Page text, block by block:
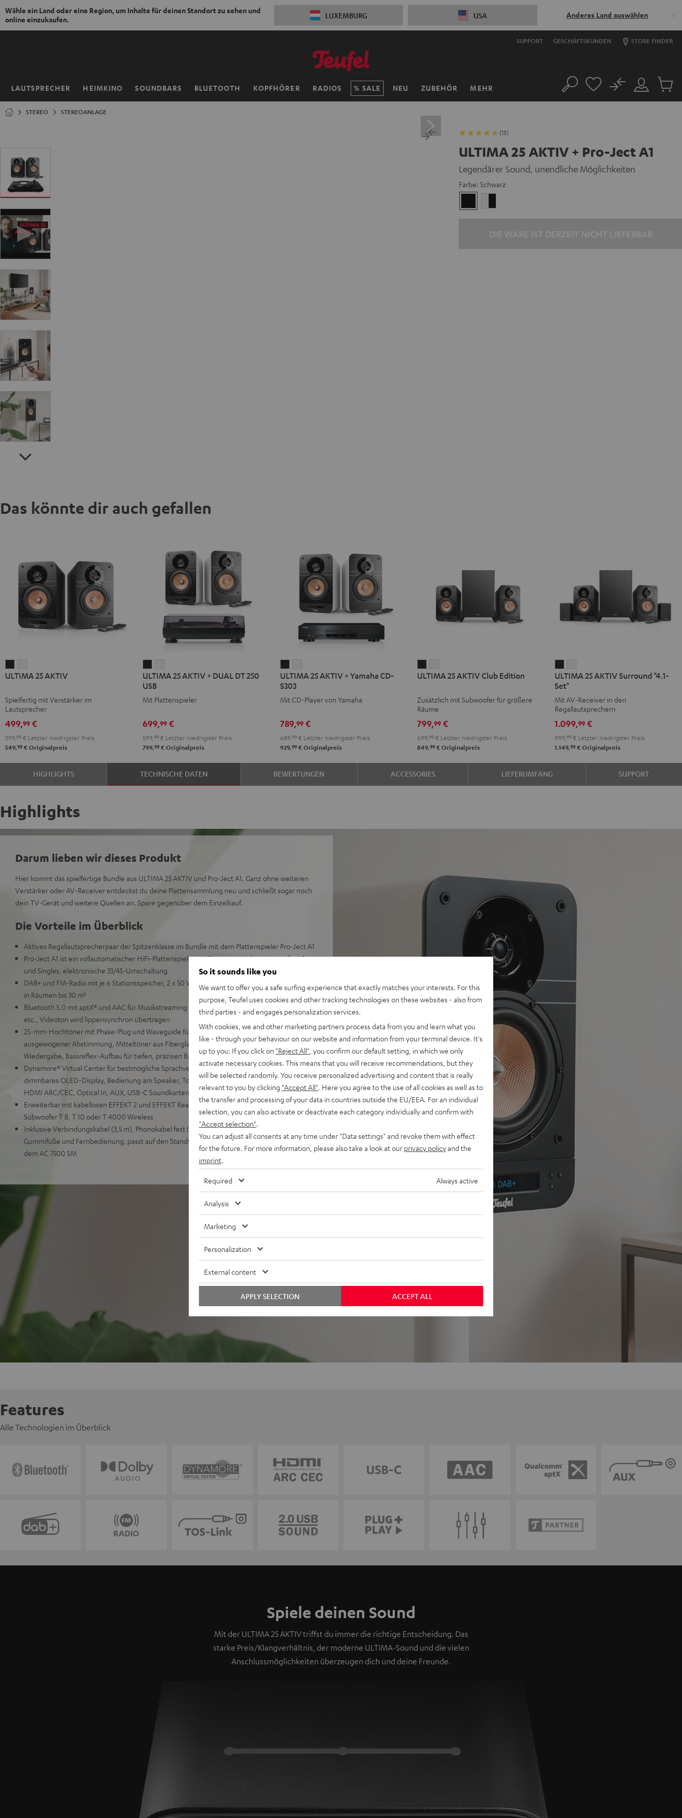
Wähle ein Land oder eine Region, um Inhalte für deinen Standort zu sehen und
online einzukaufen.
LUXEMBURG USA Anderes Land auswählen
ZUM
SUPPORT GESCHÄFTSKUNDEN STORE FINDER
LAUTSPRECHER HEIMKINO SOUNDBARS BLUETOOTH KOPFHÖRER RADIOS SALE NEU ZUBEHÖR MEHR
Startseite Suche
Mein
Konto
No
Artikel
STEREO STEREOANLAGE
(13)
ULTIMA 25 AKTIV + Pro-Ject A1
Legendärer Sound, unendliche Möglichkeiten
Farbe: Schwarz
Das könnte dir auch gefallen
25
Night
Black
25
Pure
White
ULTIMA 25 AKTIV
Spielfertig mit Verstärker im
Lautsprecher
499,99 €
399, 99 € Letzter niedrigster Preis
549,99 € Originalpreis
25
AKTIV
+
DT
250
USB
Night
Black
25
+
DT
250
USB
Pure
White
ULTIMA 25 AKTIV + DUAL DT 250
USB
Mit Plattenspieler
699,99€
599, 99€Letzter niedrigster Preis
799,99€Originalpreis
25
AKTIV
+
CD-
S303
Night
Black
25
+
CD-
S303
Pure
White
ULTIMA 25 AKTIV + Yamaha CD-
S303
Mit CD-Player von Yamaha
789,99€
689, 99€Letzter niedrigster Preis
929,99€Originalpreis
25
Club
Edition
Night
Black
25
Club
Pure
White
ULTIMA 25 AKTIV Club Edition
Zusätzlich mit Subwoofer für größere
Räume
799,99 €
699,99 € Letzter niedrigster Preis
849,99 € Originalpreis
25
AKTIV
Surround
"4.1-
Set"
Night
Black
25
Surround
"4.1-
Set"
Pure
White
ULTIMA 25 AKTIV Surround "4.1-
Set"
Mit AV-Receiver in den
Regallautsprechern
1.099,99 €
999,99 € Letzter niedrigster Preis
1.149,99 € Originalpreis
HIGHLIGHTS TECHNISCHE DATEN BEWERTUNGEN ACCESSORIES LIEFERUMFANG SUPPORT
Highlights
Darum lieben wir dieses Produkt
Hier kommt das spielfertige Bundle aus ULTIMA 25 AKTIV und Pro-Ject A1. Ganz ohne weiteren
Verstärker oder AV-Receiver entdeckst du deine Plattensammlung neu und schließt sogar noch
dein TV-Gerät und weitere Quellen an. Spare gegenüber dem Einzelkauf.
Die Vorteile im Überblick
Aktives Regallautsprecherpaar der Spitzenklasse im Bundle mit dem Plattenspieler Pro-Ject A1
Pro-Ject A1 ist ein vollautomatischer HiFi-Plattenspieler mit Riemenantrieb, geeignet für LPs
und Singles, elektronische 33/45-Umschaltung
DAB+ und FM-Radio mit je 6 Stationsspeicher, 2 x 50 Watt RMS für hohe verzerrungsfreie Pegel
in Räumen bis 30 m²
Bluetooth 5.0 mit aptX® und AAC für Musikstreaming von Spotify, Amazon Music, YouTube
etc., Videoton wird lippensynchron übertragen
25-mm-Hochtöner mit Phase-Plug und Waveguide für detaillierten Sound, 2-Wege-System mit
ausgewogener Abstimmung, Mitteltöner aus Fiberglas mit Phase-Plug für eine natürliche
Wiedergabe, Bassreflex-Aufbau für tiefen, präzisen Bass
Dynamore® Virtual Center für bestmögliche Sprachverständlichkeit, Klanganpassungen,
dimmbares OLED-Display, Bedienung am Speaker, Touch Slider, Fernbedienung, Anschlüsse:
HDMI ARC/CEC, Optical In, AUX, USB-C Soundkartenfunktion für PC/Mac
Erweiterbar mit kabellosen EFFEKT 2 und EFFEKT Rears für echten Surround Sound und
Subwoofer T 8, T 10 oder T 4000 Wireless
Inklusive Verbindungskabel (3,5 m), Phonokabel fest (1,23 m), Abdeckungen, Antenne,
Gummifüße und Fernbedienung, passt auf den Standfuß AC 7001 SP 2 oder an die Wand mit
dem AC 7500 SM
Features
Alle Technologien im Überblick
Spiele deinen Sound
Mit der ULTIMA 25 AKTIV triffst du immer die richtige Entscheidung. Das
starke Preis/Klangverhältnis, der moderne ULTIMA-Sound und die vielen
Anschlussmöglichkeiten überzeugen dich und deine Freunde.
So it sounds like you
We want to offer you a safe surfing experience that exactly matches your interests. For this
purpose, Teufel uses cookies and other tracking technologies on these websites - also from
third parties - and engages personalization services.
With cookies, we and other marketing partners process data from you and learn what you
like - through your behaviour on our website and information from your terminal device. It's
up to you: If you click on "Reject All" , you confirm our default setting, in which we only
activate necessary cookies. This means that you will receive recommendations, but they
will be selected randomly. You receive personalized advertising and content that is really
relevant to you by clicking "Accept All" . Here you agree to the use of all cookies as well as to
the transfer and processing of your data in countries outside the EU/EEA. For an individual
selection, you can also activate or deactivate each category individually and confirm with
"Accept selection"
You can adjust all consents at any time under "Data settings" and revoke them with effect
for the future. For more information, please also take a look at our privacy policyand the
imprint
Required Always active
Analysis
Marketing
Personalization
External content
ACCEPT ALL
APPLY SELECTION